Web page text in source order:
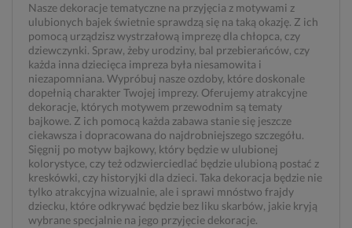
Nasze dekoracje tematyczne na przyjęcia z motywami z
ulubionych bajek świetnie sprawdzą się na taką okazję. Z ich
pomocą urządzisz wystrzałową imprezę dla chłopca, czy
dziewczynki. Spraw, żeby urodziny, bal przebierańców, czy
każda inna dziecięca impreza była niesamowita i
niezapomniana. Wypróbuj nasze ozdoby, które doskonale
dopełnią charakter Twojej imprezy. Oferujemy atrakcyjne
dekoracje, których motywem przewodnim są tematy
bajkowe. Z ich pomocą każda zabawa stanie się jeszcze
ciekawsza i dopracowana do najdrobniejszego szczegółu.
Sięgnij po motyw bajkowy, który będzie w ulubionej
kolorystyce, czy też odzwierciedlać będzie ulubioną postać z
kreskówki, czy historyjki dla dzieci. Taka dekoracja będzie nie
tylko atrakcyjna wizualnie, ale i sprawi mnóstwo frajdy
dziecku, które odkrywać będzie bez liku skarbów, jakie kryją
wybrane specjalnie na jego przyjęcie dekoracje.